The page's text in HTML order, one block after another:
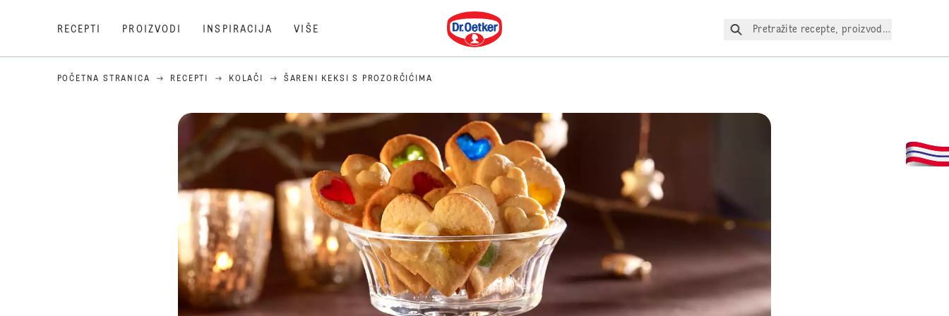
RECEPTI PROIZVODI INSPIRACIJA VIŠE
Dr. Oetker
Pretražite recepte, proizvode itd.
POČETNA STRANICA RECEPTI KOLAČI ŠARENI KEKSI S PROZORČIĆIMA